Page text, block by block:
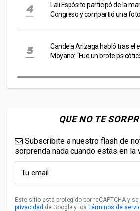
Lali Espósito participó de la
Congreso y compartió una
Candela Arizaga habló tras el
Moyano: “Fue un brote
QUE NO TE
Subscribite a nuestro flash de
sorprenda nada cuando estas en la
Este sitio está protegido por reCAPTCHA y
privacidad de Google y los Términos de